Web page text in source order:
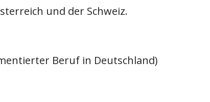
und der Schweiz.
Beruf in Deutschland)